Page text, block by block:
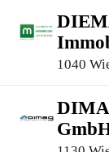
1040